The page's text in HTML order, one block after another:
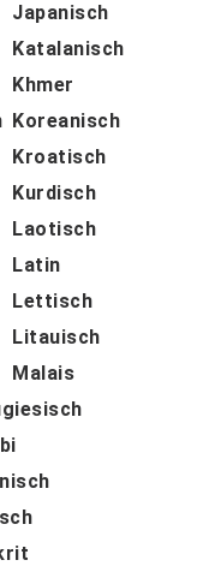
Japanisch
Katalanisch
Khmer
Koreanisch
Kroatisch
Kurdisch
Laotisch
Latin
Lettisch
Litauisch
Malais